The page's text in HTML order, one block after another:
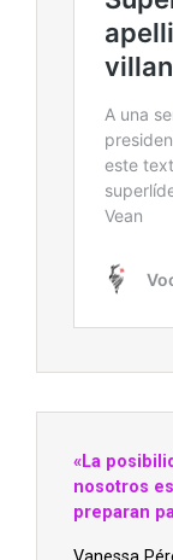
«La
nosotros
preparan